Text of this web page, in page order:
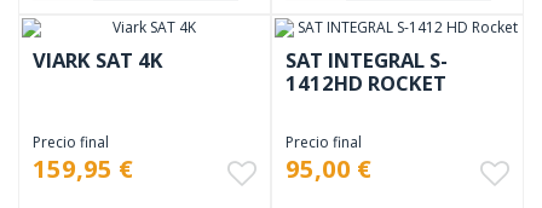
VIARK SAT 4K
Precio final
159,95 €
SAT INTEGRAL S-
1412HD ROCKET
Precio final
95,00 €